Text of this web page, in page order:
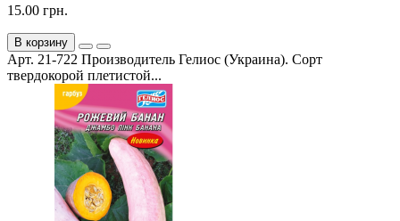
15.00 грн.
В корзину
Арт. 21-722 Производитель Гелиос (Украина). Сорт
твердокорой плетистой...